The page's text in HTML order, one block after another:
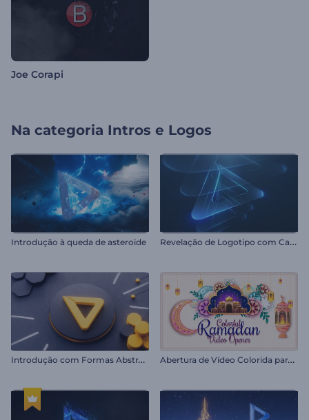
Joe Corapi
Na categoria Intros e Logos
Introdução à queda de asteroide R
evelação de Logotipo com Camadas Brilhantes
I
ntrodução com Formas Abstratas em 3D A
bertura de Vídeo Colorida para o Ramadã